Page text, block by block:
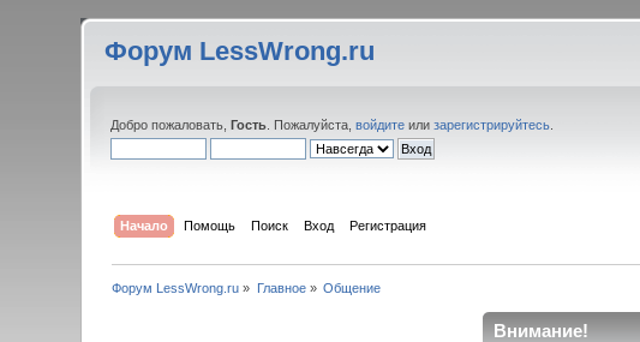
Форум LessWrong.ru
Добро пожаловать,Гость . Пожалуйста,войдите илизарегистрируйтесь
Начало Помощь Поиск Вход Регистрация
Форум LessWrong.ru » Главное» Общение
Внимание!